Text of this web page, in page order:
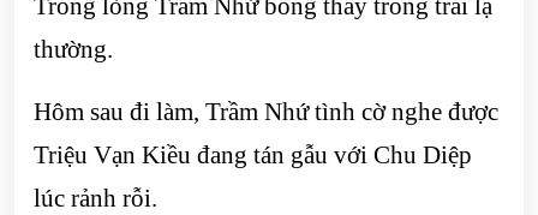
Trong lòng Trầm Nhứ bỗng thấy trống trải lạ
thường.
Hôm sau đi làm, Trầm Nhứ tình cờ nghe được
Triệu Vạn Kiều đang tán gẫu với Chu Diệp
lúc rảnh rỗi.